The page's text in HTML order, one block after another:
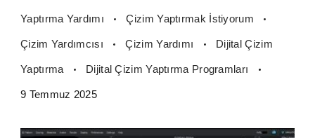
Yaptırma Yardımı Çizim Yaptırmak İstiyorum
Çizim Yardımcısı Çizim Yardımı Dijital Çizim
Yaptırma Dijital Çizim Yaptırma Programları
9 Temmuz 2025